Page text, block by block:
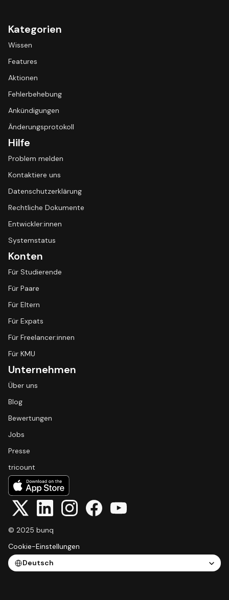
Kategorien
Wissen
Features
Aktionen
Fehlerbehebung
Ankündigungen
Änderungsprotokoll
Hilfe
Problem melden
Kontaktiere uns
Datenschutzerklärung
Rechtliche Dokumente
Entwickler:innen
Systemstatus
Konten
Für Studierende
Für Paare
Für Eltern
Für Expats
Für Freelancer:innen
Für KMU
Unternehmen
Über uns
Blog
Bewertungen
Jobs
Presse
tricount
© 2025 bunq
Cookie-Einstellungen
Select Language
Deutsch